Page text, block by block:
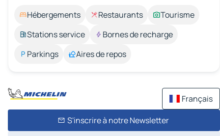
Hébergements Restaurants
Tourisme
Stations service
Bornes de recharge
Parkings
Aires de repos
Français
S'inscrire à notre Newsletter